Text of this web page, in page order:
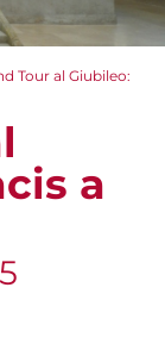
Tour al Giubileo:
a